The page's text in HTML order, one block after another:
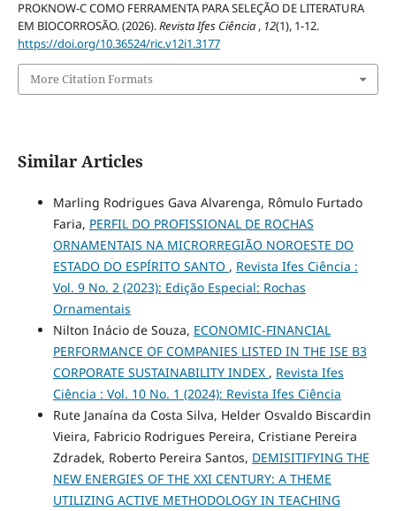
PROKNOW-C COMO FERRAMENTA PARA SELEÇÃO DE LITERATURA
EM BIOCORROSÃO. (2026).Revista Ifes Ciência , 12(1), 1-12.
https://doi.org/10.36524/ric.v12i1.3177
More Citation Formats
Similar Articles
Marling Rodrigues Gava Alvarenga, Rômulo Furtado
Faria, PERFIL DO PROFISSIONAL DE ROCHAS
ORNAMENTAIS NA MICRORREGIÃO NOROESTE DO
ESTADO DO ESPÍRITO SANTO , Revista Ifes Ciência :
Vol. 9 No. 2 (2023): Edição Especial: Rochas
Ornamentais
Nilton Inácio de Souza, ECONOMIC-FINANCIAL
PERFORMANCE OF COMPANIES LISTED IN THE ISE B3
CORPORATE SUSTAINABILITY INDEX , Revista Ifes
Ciência : Vol. 10 No. 1 (2024): Revista Ifes Ciência
Rute Janaína da Costa Silva, Helder Osvaldo Biscardin
Vieira, Fabricio Rodrigues Pereira, Cristiane Pereira
Zdradek, Roberto Pereira Santos, DEMISITIFYING THE
NEW ENERGIES OF THE XXI CENTURY: A THEME
UTILIZING ACTIVE METHODOLOGY IN TEACHING